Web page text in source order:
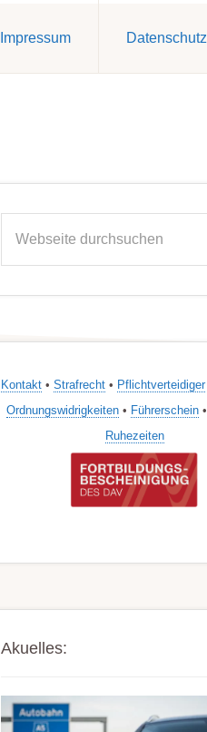
Impressum Datenschutz
Kontakt • Strafrecht • Pflichtverteidiger
Ordnungswidrigkeiten • Führerschein •
Ruhezeiten
Akuelles: